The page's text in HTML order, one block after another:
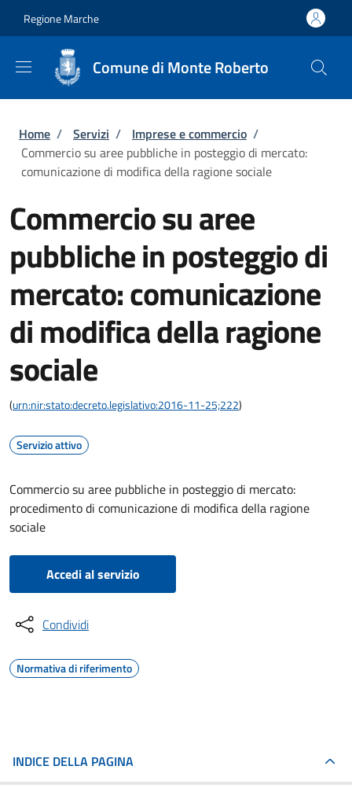
Regione Marche
Comune di Monte Roberto
Briciole di pane
Home / Servizi / Imprese e commercio /
Commercio su aree pubbliche in posteggio di mercato:
comunicazione di modifica della ragione sociale
Commercio su aree
pubbliche in posteggio di
mercato: comunicazione
di modifica della ragione
sociale
(urn:nir:stato:decreto.legislativo:2016-11-25;222)
Servizio attivo
Commercio su aree pubbliche in posteggio di mercato:
procedimento di comunicazione di modifica della ragione
sociale
Accedi al servizio
Condividi
Normativa di riferimento
INDICE DELLA PAGINA